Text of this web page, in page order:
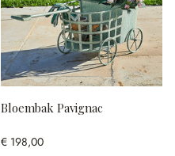
Bloembak Pavignac
€ 198,00